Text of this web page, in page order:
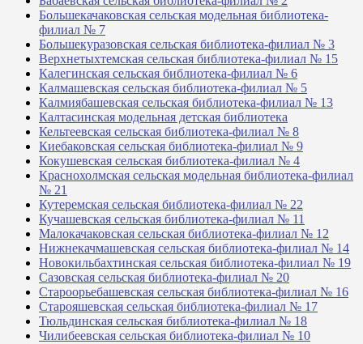
Большекачаковская сельская модельная библиотека-
филиал № 7
Большекуразовская сельская библиотека-филиал № 3
Верхнетыхтемская сельская библиотека-филиал № 15
Калегинская сельская библиотека-филиал № 6
Калмашевская сельская библиотека-филиал № 5
Калмиябашевская сельская библиотека-филиал № 13
Калтасинская модельная детская библиотека
Кельтеевская сельская библиотека-филиал № 8
Киебаковская сельская библиотека-филиал № 9
Кокушевская сельская библиотека-филиал № 4
Краснохолмская сельская модельная библиотека-филиал
№ 21
Кутеремская сельская библиотека-филиал № 22
Кучашевская сельская библиотека-филиал № 11
Малокачаковская сельская библиотека-филиал № 12
Нижнекачмашевская сельская библиотека-филиал № 14
Новокильбахтинская сельская библиотека-филиал № 19
Сазовская сельская библиотека-филиал № 20
Староорьебашевская сельская библиотека-филиал № 16
Старояшевская сельская библиотека-филиал № 17
Тюльдинская сельская библиотека-филиал № 18
Чилибеевская сельская библиотека-филиал № 10